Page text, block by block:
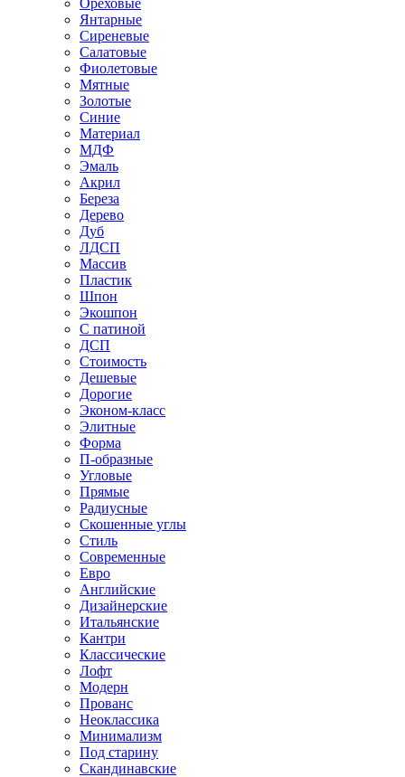
Ореховые
Янтарные
Сиреневые
Салатовые
Фиолетовые
Мятные
Золотые
Синие
Материал
МДФ
Эмаль
Акрил
Береза
Дерево
Дуб
ЛДСП
Массив
Пластик
Шпон
Экошпон
С патиной
ДСП
Стоимость
Дешевые
Дорогие
Эконом-класс
Элитные
Форма
П-образные
Угловые
Прямые
Радиусные
Скошенные углы
Стиль
Современные
Евро
Английские
Дизайнерские
Итальянские
Кантри
Классические
Лофт
Модерн
Прованс
Неоклассика
Минимализм
Под старину
Скандинавские